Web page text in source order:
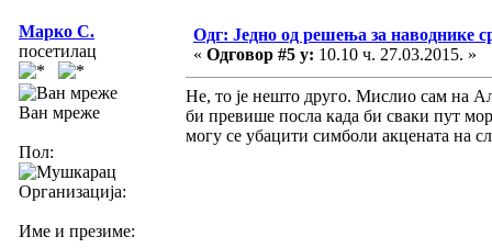
Марко С.
посетилац
Ван мреже
Пол:
Организација:
Име и презиме:
Одг: Једно од решења за наводнике
« Одговор #5 у: 10.10 ч. 27.03.2015. »
Не, то је нешто друго. Мислио сам на
би превише посла када би сваки пут
могу се убацити симболи акцената на